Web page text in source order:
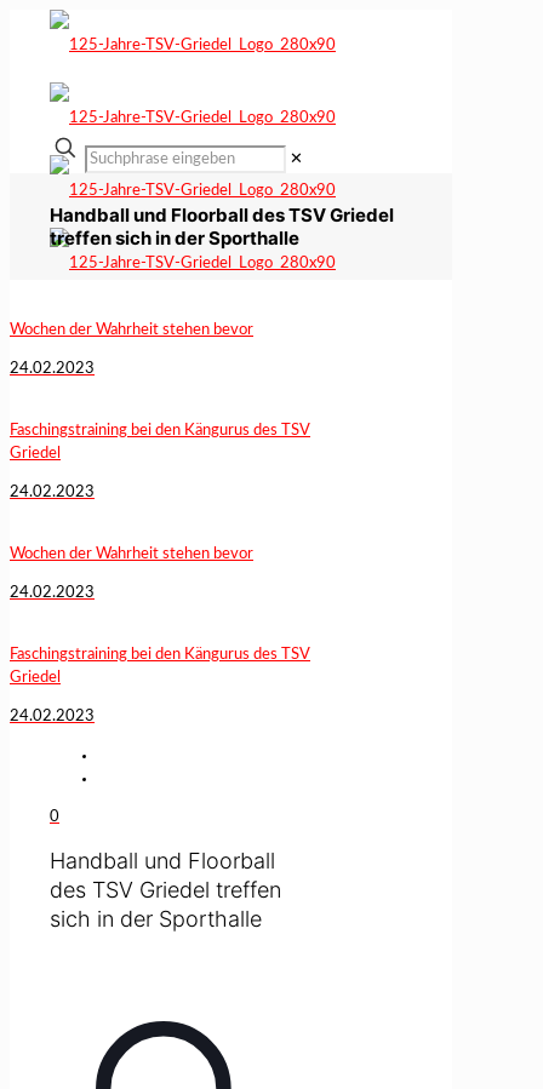
✕
Handball und Floorball des TSV Griedel
treffen sich in der Sporthalle
Wochen der Wahrheit stehen bevor
24.02.2023
Faschingstraining bei den Kängurus des TSV
Griedel
24.02.2023
Wochen der Wahrheit stehen bevor
24.02.2023
Faschingstraining bei den Kängurus des TSV
Griedel
24.02.2023
0
Handball und Floorball
des TSV Griedel treffen
sich in der Sporthalle